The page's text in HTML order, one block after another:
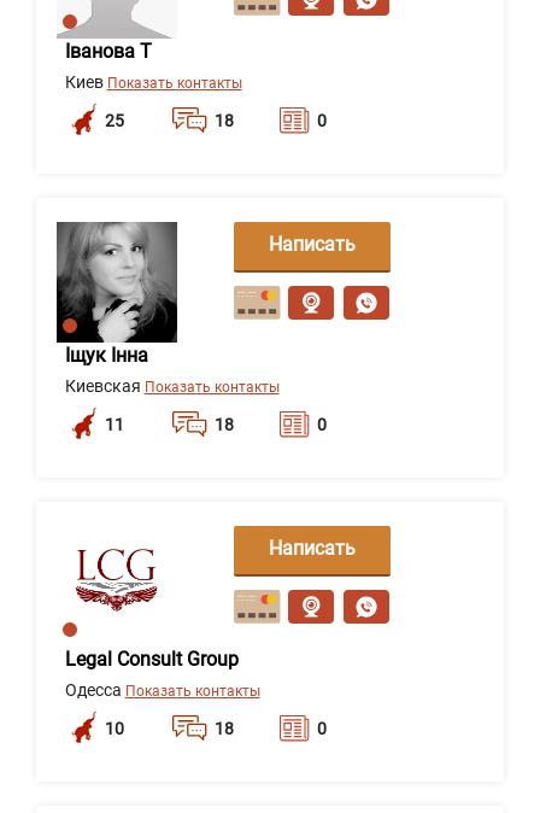
Іванова Т
Киев Показать контакты
25 18 0
Іщук Інна
Киевская Показать контакты
11 18 0
Написать
сообщение
Legal Consult Group
Одесса Показать контакты
10 18 0
Написать
сообщение